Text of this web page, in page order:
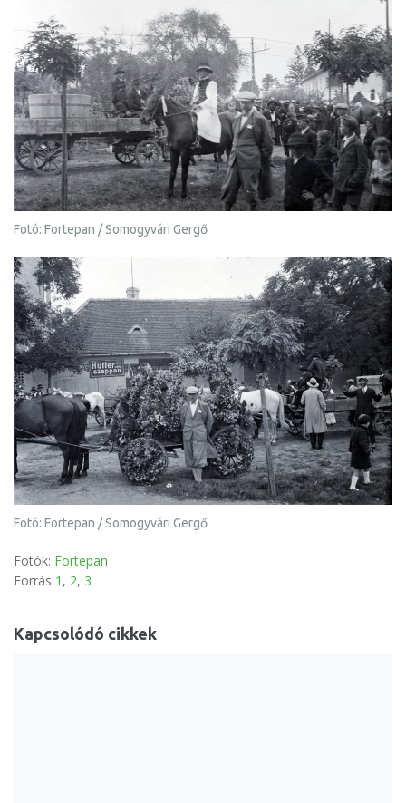
Fotó: Fortepan / Somogyvári Gergő
Fotó: Fortepan / Somogyvári Gergő
Fotók: Fortepan
Forrás 1 , 2, 3
Kapcsolódó cikkek